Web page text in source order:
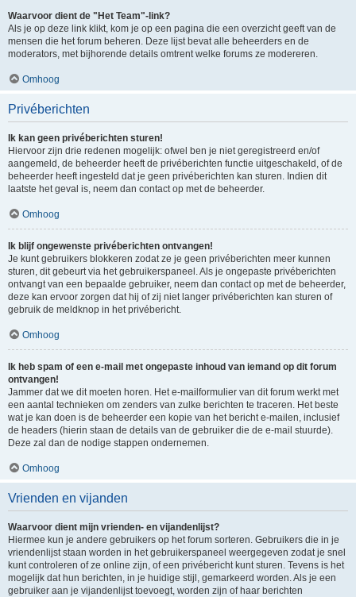
Waarvoor dient de "Het Team"-link?
Als je op deze link klikt, kom je op een pagina die een overzicht geeft van de
mensen die het forum beheren. Deze lijst bevat alle beheerders en de
moderators, met bijhorende details omtrent welke forums ze modereren.
Omhoog
Privéberichten
Ik kan geen privéberichten sturen!
Hiervoor zijn drie redenen mogelijk: ofwel ben je niet geregistreerd en/of
aangemeld, de beheerder heeft de privéberichten functie uitgeschakeld, of de
beheerder heeft ingesteld dat je geen privéberichten kan sturen. Indien dit
laatste het geval is, neem dan contact op met de beheerder.
Omhoog
Ik blijf ongewenste privéberichten ontvangen!
Je kunt gebruikers blokkeren zodat ze je geen privéberichten meer kunnen
sturen, dit gebeurt via het gebruikerspaneel. Als je ongepaste privéberichten
ontvangt van een bepaalde gebruiker, neem dan contact op met de beheerder,
deze kan ervoor zorgen dat hij of zij niet langer privéberichten kan sturen of
gebruik de meldknop in het privébericht.
Omhoog
Ik heb spam of een e-mail met ongepaste inhoud van iemand op dit forum
ontvangen!
Jammer dat we dit moeten horen. Het e-mailformulier van dit forum werkt met
een aantal technieken om zenders van zulke berichten te traceren. Het beste
wat je kan doen is de beheerder een kopie van het bericht e-mailen, inclusief
de headers (hierin staan de details van de gebruiker die de e-mail stuurde).
Deze zal dan de nodige stappen ondernemen.
Omhoog
Vrienden en vijanden
Waarvoor dient mijn vrienden- en vijandenlijst?
Hiermee kun je andere gebruikers op het forum sorteren. Gebruikers die in je
vriendenlijst staan worden in het gebruikerspaneel weergegeven zodat je snel
kunt controleren of ze online zijn, of een privébericht kunt sturen. Tevens is het
mogelijk dat hun berichten, in je huidige stijl, gemarkeerd worden. Als je een
gebruiker aan je vijandenlijst toevoegt, worden zijn of haar berichten